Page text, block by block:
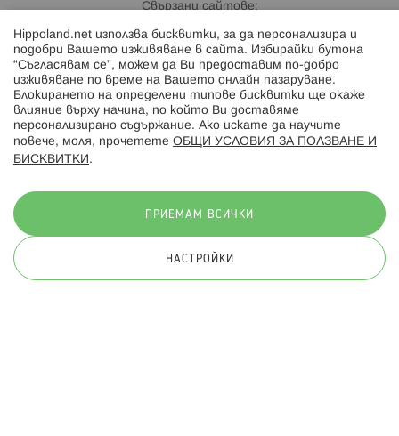
Свързани сайтове:
Hippoland.ro
Последвайте ни:
© 2026 Hippoland.net. Всички права запазени
Hippoland.net използва бисквитки, за да персонализира и
подобри Вашето изживяване в сайта. Избирайки бутона
“Съгласявам се”, можем да Ви предоставим по-добро
изживяване по време на Вашето онлайн пазаруване.
Блокирането на определени типове бисквитки ще окаже
влияние върху начина, по който Ви доставяме
персонализирано съдържание. Ако искате да научите
повече, моля, прочетете ОБЩИ УСЛОВИЯ ЗА ПОЛЗВАНЕ И
БИСКВИТКИ .
ПРИЕМАМ ВСИЧКИ
НАСТРОЙКИ